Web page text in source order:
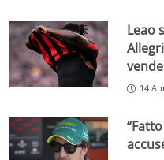
Leao
14